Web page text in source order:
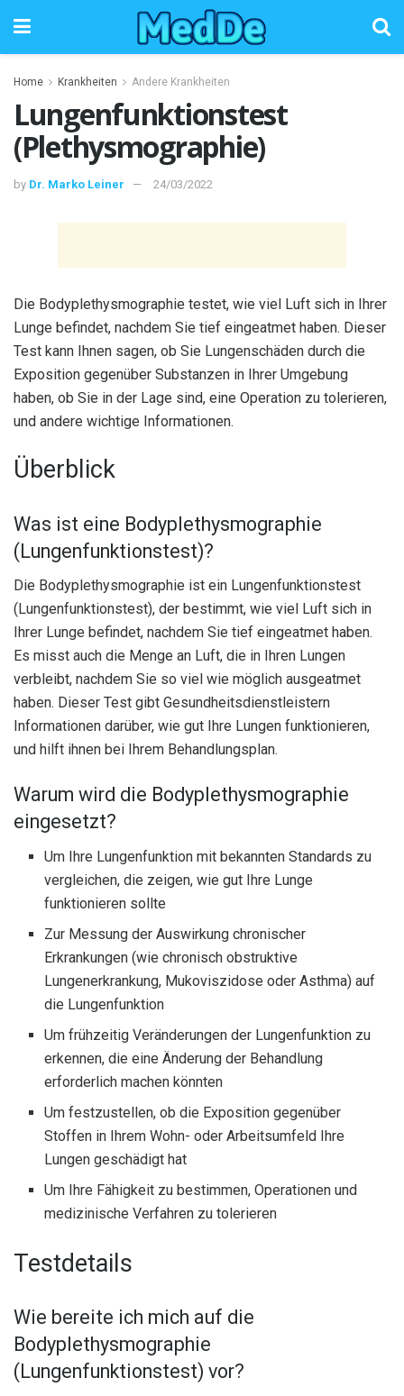
Home Krankheiten Andere Krankheiten
Lungenfunktionstest
(Plethysmographie)
by Dr. Marko Leiner 24/03/2022
Die Bodyplethysmographie testet, wie viel Luft sich in Ihrer
Lunge befindet, nachdem Sie tief eingeatmet haben. Dieser
Test kann Ihnen sagen, ob Sie Lungenschäden durch die
Exposition gegenüber Substanzen in Ihrer Umgebung
haben, ob Sie in der Lage sind, eine Operation zu tolerieren,
und andere wichtige Informationen.
Überblick
Was ist eine Bodyplethysmographie
(Lungenfunktionstest)?
Die Bodyplethysmographie ist ein Lungenfunktionstest
(Lungenfunktionstest), der bestimmt, wie viel Luft sich in
Ihrer Lunge befindet, nachdem Sie tief eingeatmet haben.
Es misst auch die Menge an Luft, die in Ihren Lungen
verbleibt, nachdem Sie so viel wie möglich ausgeatmet
haben. Dieser Test gibt Gesundheitsdienstleistern
Informationen darüber, wie gut Ihre Lungen funktionieren,
und hilft ihnen bei Ihrem Behandlungsplan.
Warum wird die Bodyplethysmographie
eingesetzt?
Um Ihre Lungenfunktion mit bekannten Standards zu
vergleichen, die zeigen, wie gut Ihre Lunge
funktionieren sollte
Zur Messung der Auswirkung chronischer
Erkrankungen (wie chronisch obstruktive
Lungenerkrankung, Mukoviszidose oder Asthma) auf
die Lungenfunktion
Um frühzeitig Veränderungen der Lungenfunktion zu
erkennen, die eine Änderung der Behandlung
erforderlich machen könnten
Um festzustellen, ob die Exposition gegenüber
Stoffen in Ihrem Wohn- oder Arbeitsumfeld Ihre
Lungen geschädigt hat
Um Ihre Fähigkeit zu bestimmen, Operationen und
medizinische Verfahren zu tolerieren
Testdetails
Wie bereite ich mich auf die
Bodyplethysmographie
(Lungenfunktionstest) vor?